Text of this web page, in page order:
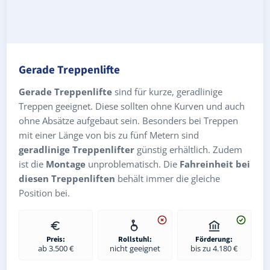
Gerade Treppenlifte
Gerade Treppenlifte sind für kurze, geradlinige
Treppen geeignet. Diese sollten ohne Kurven und auch
ohne Absätze aufgebaut sein. Besonders bei Treppen
mit einer Länge von bis zu fünf Metern sind
geradlinige Treppenlifter günstig erhältlich. Zudem
ist die Montage unproblematisch. Die Fahreinheit bei
diesen Treppenliften behält immer die gleiche
Position bei.
Preis:
ab 3.500 €
Rollstuhl:
nicht geeignet
Förderung:
bis zu 4.180 €